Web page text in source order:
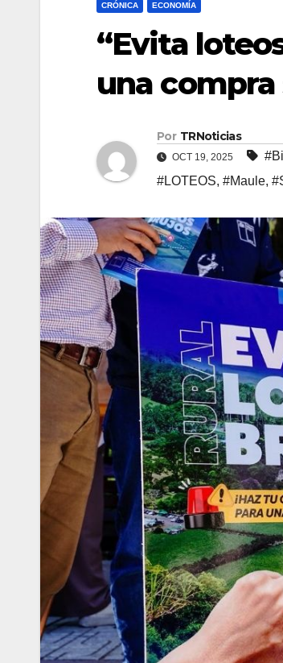
CRÓNICA ECONOMÍA
“Evita
una compra
Por TRNoticias
OCT 19, 2025
#LOTEOS, #Maule,